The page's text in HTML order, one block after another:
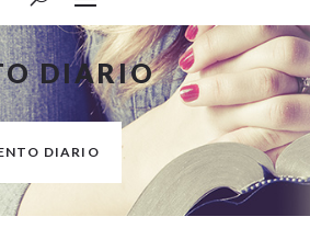
DIARIO
DIARIO